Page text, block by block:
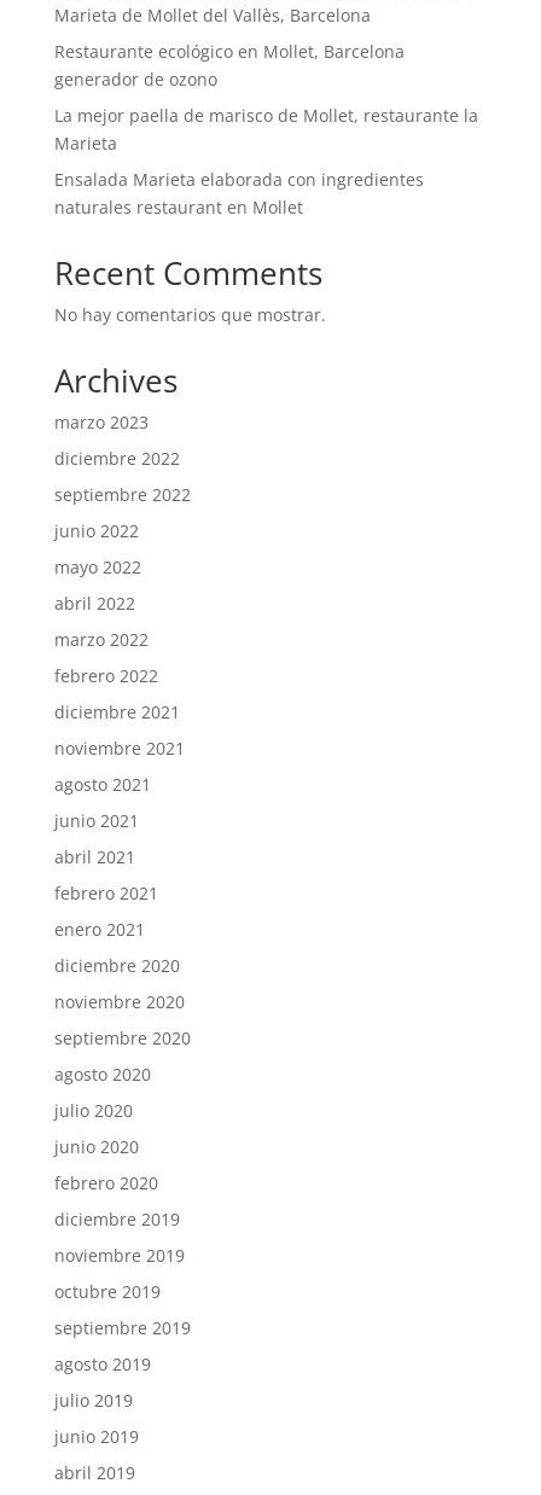
Marieta de Mollet del Vallès, Barcelona
Restaurante ecológico en Mollet, Barcelona
generador de ozono
La mejor paella de marisco de Mollet, restaurante la
Marieta
Ensalada Marieta elaborada con ingredientes
naturales restaurant en Mollet
Recent Comments
No hay comentarios que mostrar.
Archives
marzo 2023
diciembre 2022
septiembre 2022
junio 2022
mayo 2022
abril 2022
marzo 2022
febrero 2022
diciembre 2021
noviembre 2021
agosto 2021
junio 2021
abril 2021
febrero 2021
enero 2021
diciembre 2020
noviembre 2020
septiembre 2020
agosto 2020
julio 2020
junio 2020
febrero 2020
diciembre 2019
noviembre 2019
octubre 2019
septiembre 2019
agosto 2019
julio 2019
junio 2019
abril 2019